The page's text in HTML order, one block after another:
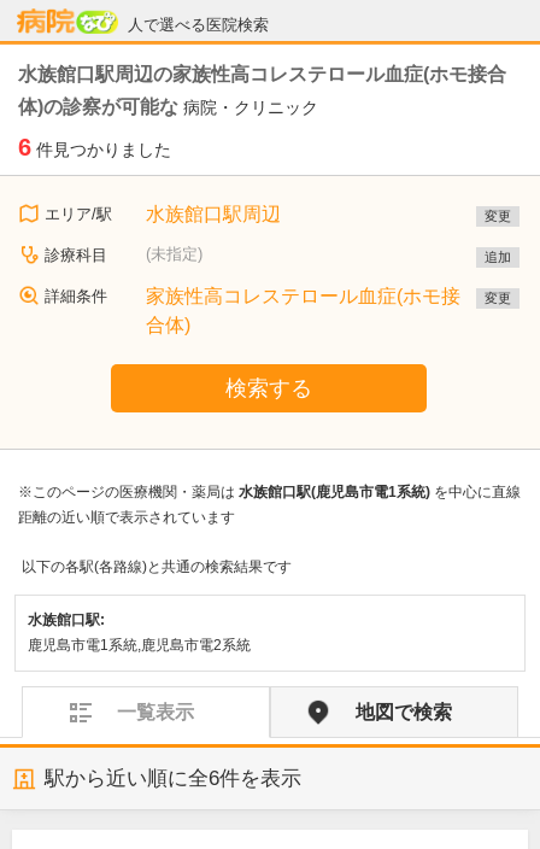
人で選べる医院検索
病院なび
水族館口駅周辺の家族性高コレステロール血症(ホモ接合
体)の診察が可能な 病院・クリニック
6 件見つかりました
エリア/駅 水族館口駅周辺 変更
診療科目 (未指定) 追加
詳細条件
家族性高コレステロール血症(ホモ接
合体)
変更
検索する
※このページの医療機関・薬局は 水族館口駅(鹿児島市電1系統) を中心に直線
距離の近い順で表示されています
以下の各駅(各路線)と共通の検索結果です
水族館口駅:
鹿児島市電1系統,鹿児島市電2系統
一覧表示 地図で検索
駅から近い順に全6件を表示